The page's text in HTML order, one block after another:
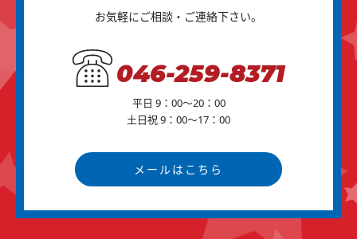
お気軽にご相談・ご連絡下さい。
046-259-8371
平日 9：00～20：00
土日祝 9：00～17：00
メールはこちら